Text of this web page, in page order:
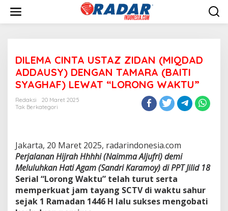
w
DILEMA CINTA USTAZ ZIDAN (MIQDAD
ADDAUSY) DENGAN TAMARA (BAITI
SYAGHAF) LEWAT “LORONG WAKTU”
Redaksi
20 Maret 2025
Tak Berkategori
Jakarta, 20 Maret 2025, radarindonesia.com
Perjalanan Hijrah Hhhhi (Naimma Aljufri) demi
Meluluhkan Hati Agam (Sandri Karamoy) di PPT Jilid 18
Serial “Lorong Waktu” telah turut serta
memperkuat jam tayang SCTV di waktu sahur
sejak 1 Ramadan 1446 H lalu sukses mengobati